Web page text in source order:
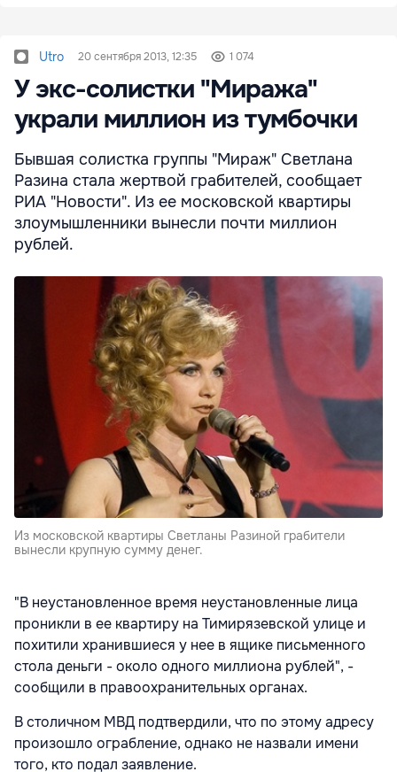
Utro 20 сентября 2013, 12:35 1 074
У экс-солистки "Миража"
украли миллион из тумбочки
Бывшая солистка группы "Мираж" Светлана
Разина стала жертвой грабителей, сообщает
РИА "Новости". Из ее московской квартиры
злоумышленники вынесли почти миллион
рублей.
Из московской квартиры Светланы Разиной грабители
вынесли крупную сумму денег.
"В неустановленное время неустановленные лица
проникли в ее квартиру на Тимирязевской улице и
похитили хранившиеся у нее в ящике письменного
стола деньги - около одного миллиона рублей", -
сообщили в правоохранительных органах.
В столичном МВД подтвердили, что по этому адресу
произошло ограбление, однако не назвали имени
того, кто подал заявление.